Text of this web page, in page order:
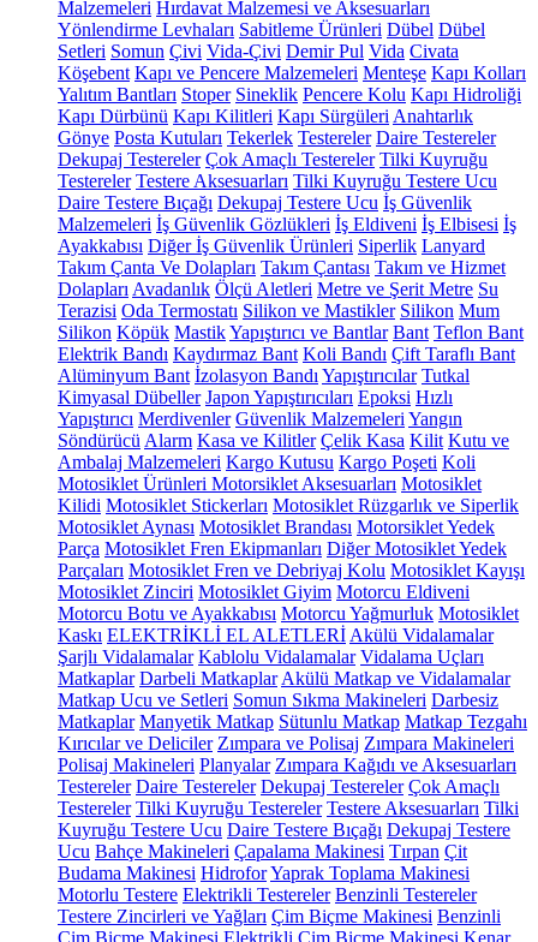
Malzemeleri Hırdavat Malzemesi ve Aksesuarları
Yönlendirme Levhaları Sabitleme Ürünleri Dübel Dübel
Setleri Somun Çivi Vida-Çivi Demir Pul Vida Civata
Köşebent Kapı ve Pencere Malzemeleri Menteşe Kapı Kolları
Yalıtım Bantları Stoper Sineklik Pencere Kolu Kapı Hidroliği
Kapı Dürbünü Kapı Kilitleri Kapı Sürgüleri Anahtarlık
Gönye Posta Kutuları Tekerlek Testereler Daire Testereler
Dekupaj Testereler Çok Amaçlı Testereler Tilki Kuyruğu
Testereler Testere Aksesuarları Tilki Kuyruğu Testere Ucu
Daire Testere Bıçağı Dekupaj Testere Ucu İş Güvenlik
Malzemeleri İş Güvenlik Gözlükleri İş Eldiveni İş Elbisesi İş
Ayakkabısı Diğer İş Güvenlik Ürünleri Siperlik Lanyard
Takım Çanta Ve Dolapları Takım Çantası Takım ve Hizmet
Dolapları Avadanlık Ölçü Aletleri Metre ve Şerit Metre Su
Terazisi Oda Termostatı Silikon ve Mastikler Silikon Mum
Silikon Köpük MastikYapıştırıcı ve Bantlar Bant Teflon Bant
Elektrik Bandı Kaydırmaz Bant Koli Bandı Çift Taraflı Bant
Alüminyum Bant İzolasyon Bandı Yapıştırıcılar Tutkal
Kimyasal Dübeller Japon Yapıştırıcıları Epoksi Hızlı
Yapıştırıcı Merdivenler Güvenlik Malzemeleri Yangın
Söndürücü Alarm Kasa ve Kilitler Çelik Kasa Kilit Kutu ve
Ambalaj Malzemeleri Kargo Kutusu Kargo Poşeti Koli
Motosiklet Ürünleri Motorsiklet Aksesuarları Motosiklet
Kilidi Motosiklet Stickerları Motosiklet Rüzgarlık ve Siperlik
Motosiklet Aynası Motosiklet Brandası Motorsiklet Yedek
Parça Motosiklet Fren Ekipmanları Diğer Motosiklet Yedek
Parçaları Motosiklet Fren ve Debriyaj Kolu Motosiklet Kayışı
Motosiklet Zinciri Motosiklet Giyim Motorcu Eldiveni
Motorcu Botu ve Ayakkabısı Motorcu Yağmurluk Motosiklet
Kaskı ELEKTRİKLİ EL ALETLERİ Akülü Vidalamalar
Şarjlı Vidalamalar Kablolu Vidalamalar Vidalama Uçları
Matkaplar Darbeli Matkaplar Akülü Matkap ve Vidalamalar
Matkap Ucu ve Setleri Somun Sıkma Makineleri Darbesiz
Matkaplar Manyetik Matkap Sütunlu Matkap Matkap Tezgahı
Kırıcılar ve Deliciler Zımpara ve Polisaj Zımpara Makineleri
Polisaj Makineleri Planyalar Zımpara Kağıdı ve Aksesuarları
Testereler Daire Testereler Dekupaj Testereler Çok Amaçlı
Testereler Tilki Kuyruğu Testereler Testere Aksesuarları Tilki
Kuyruğu Testere Ucu Daire Testere Bıçağı Dekupaj Testere
Ucu Bahçe Makineleri Çapalama Makinesi Tırpan Çit
Budama Makinesi HidroforYaprak Toplama Makinesi
Motorlu Testere Elektrikli Testereler Benzinli Testereler
Testere Zincirleri ve Yağları Çim Biçme Makinesi Benzinli
Çim Biçme Makinesi Elektrikli Çim Biçme Makinesi Kenar